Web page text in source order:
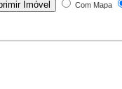
Com Mapa